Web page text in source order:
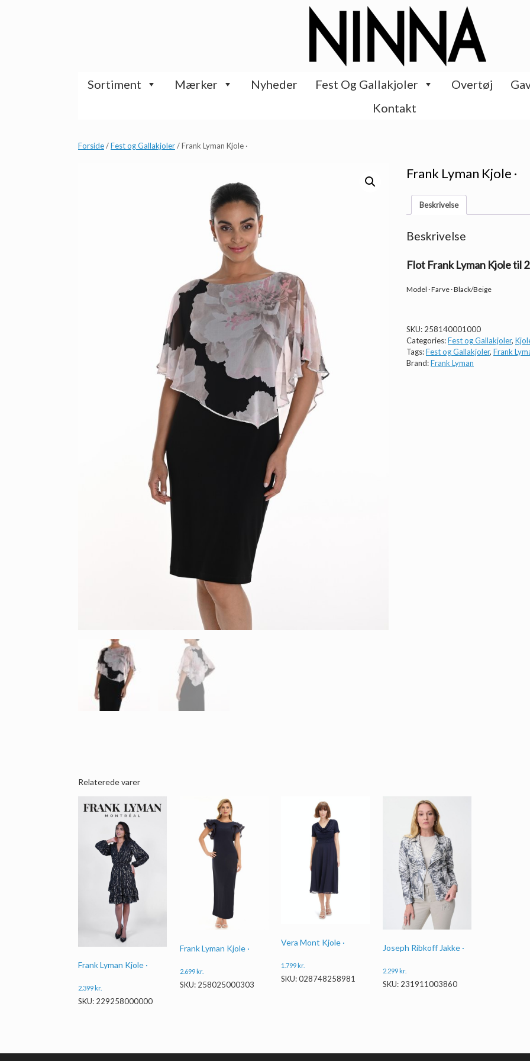
Sortiment Mærker Nyheder Fest Og Gallakjoler Overtøj
Kontakt
Forside/Fest og Gallakjoler/ Frank Lyman Kjole ·
Frank Lyman Kjole ·
Beskrivelse
Beskrivelse
Flot Frank Lyman Kjole til
Model · Farve · Black/Beige
SKU: 258140001000
Categories:Fest og Gallakjoler,
Tags:Fest og Gallakjoler, Frank
Brand:Frank Lyman
Relaterede varer
Frank Lyman Kjole ·
2.399kr.
SKU: 229258000000
Frank Lyman Kjole ·
2.699kr.
SKU: 258025000303
Vera Mont Kjole ·
1.799kr.
SKU: 028748258981
Joseph Ribkoff Jakke ·
2.299kr.
SKU: 231911003860